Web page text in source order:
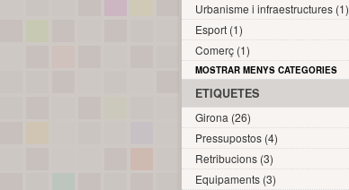
Urbanisme i infraestructures (1)
Esport (1)
Comerç (1)
MOSTRAR MENYS CATEGORIES
ETIQUETES
Girona (26)
Pressupostos (4)
Retribucions (3)
Equipaments (3)